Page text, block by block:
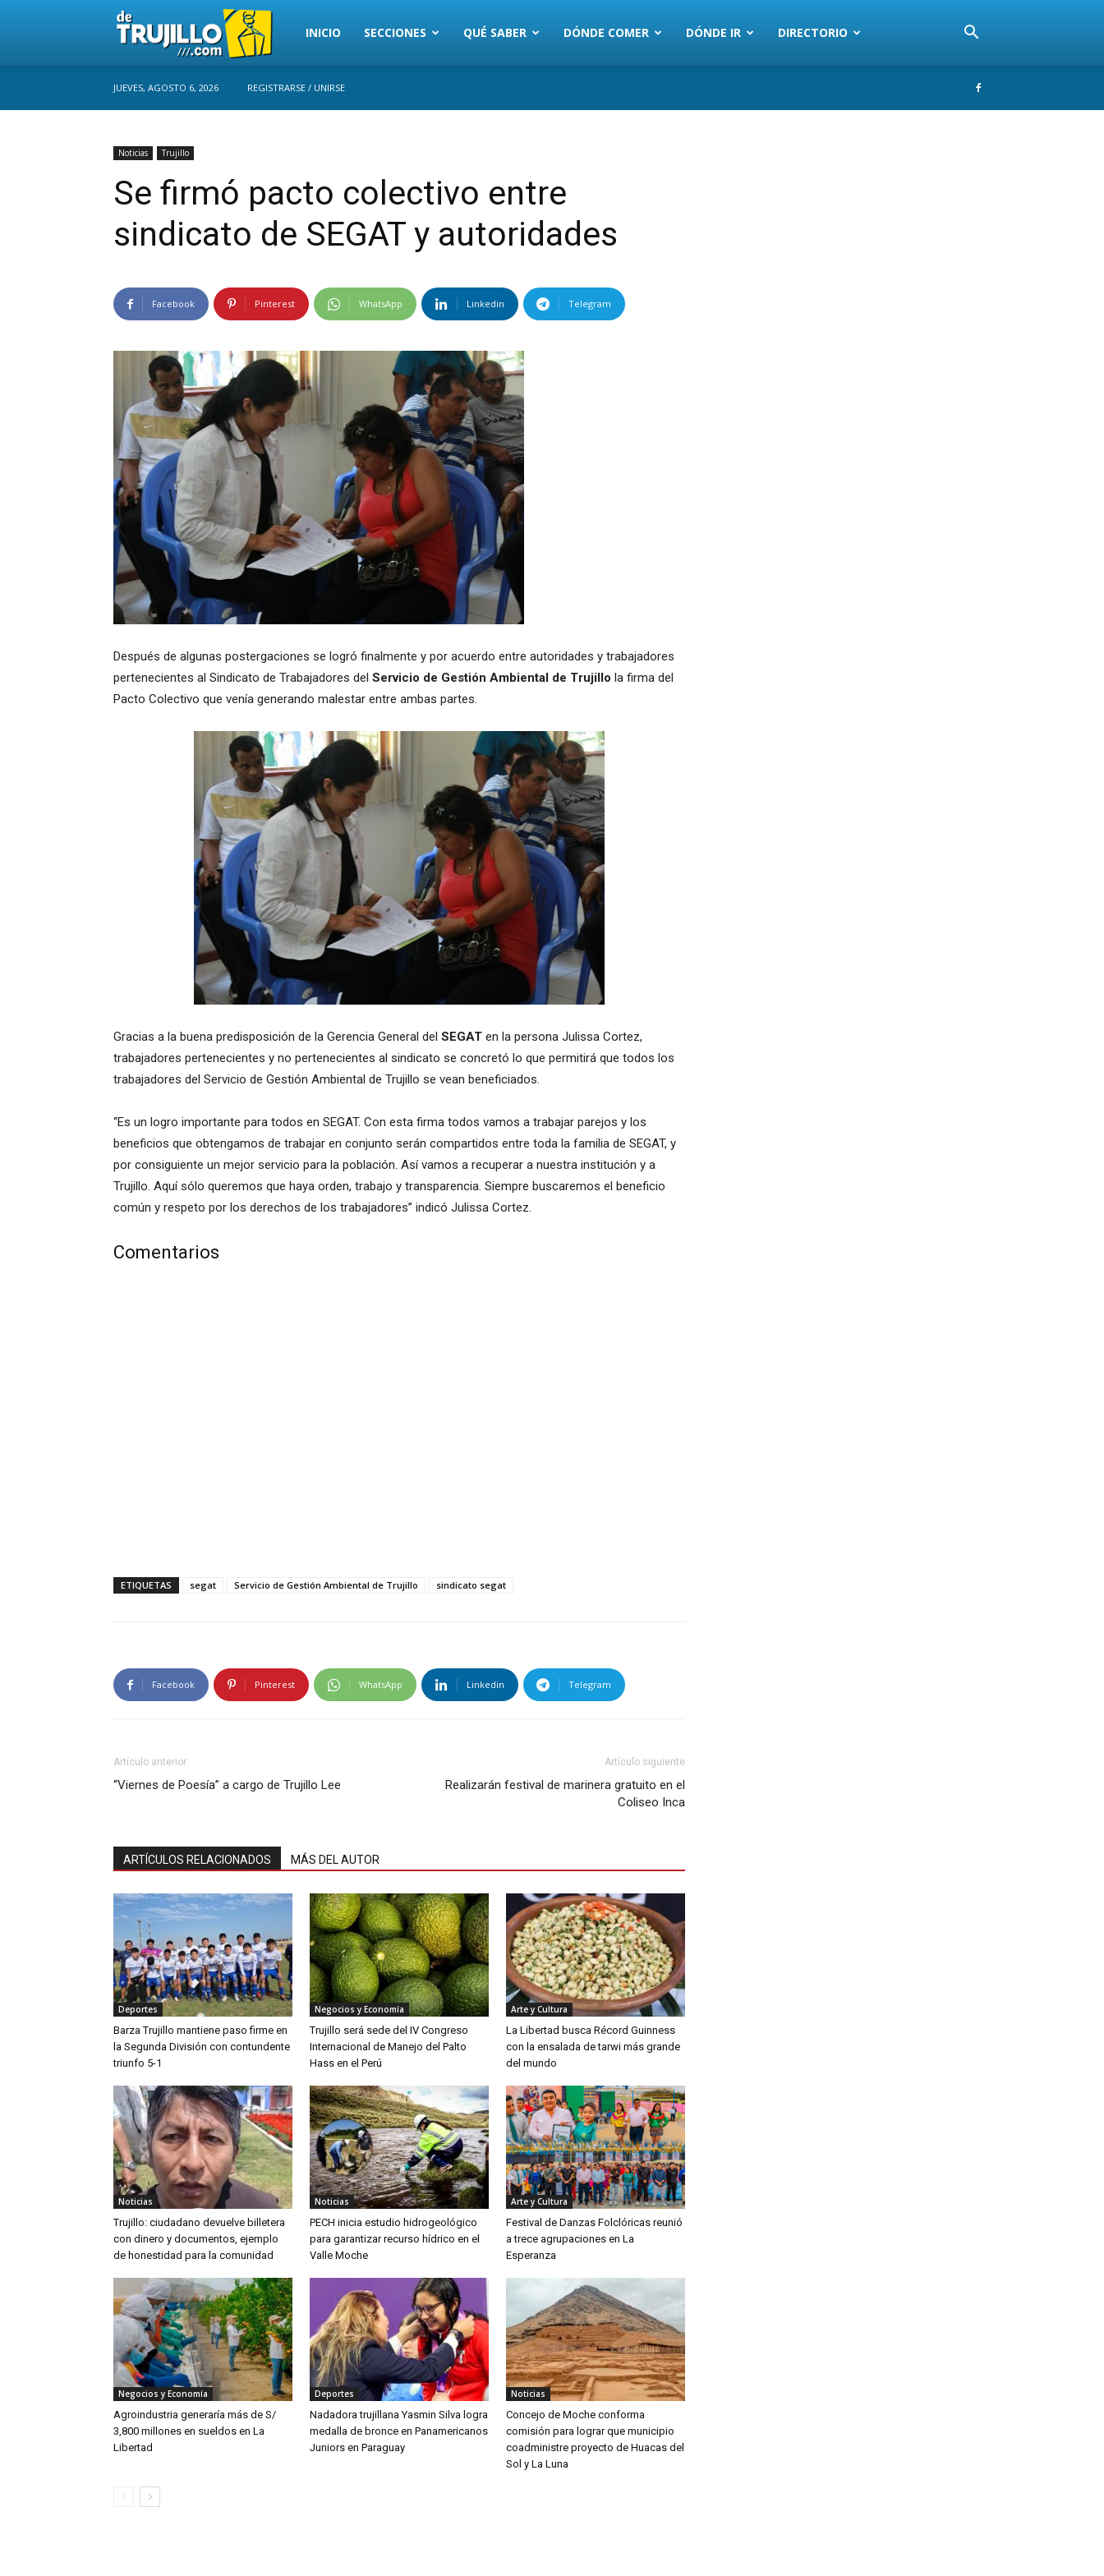
Trujillo
INICIO SECCIONES QUÉ SABER DÓNDE COMER DÓNDE IR DIRECTORIO
JUEVES, AGOSTO 6, 2026 REGISTRARSE / UNIRSE
Noticias Trujillo
Se firmó pacto colectivo entre
sindicato de SEGAT y autoridades
Facebook Pinterest WhatsApp Linkedin Telegram
Después de algunas postergaciones se logró finalmente y por acuerdo entre autoridades y trabajadores
pertenecientes al Sindicato de Trabajadores del Servicio de Gestión Ambiental de Trujillo la firma del
Pacto Colectivo que venía generando malestar entre ambas partes.
Gracias a la buena predisposición de la Gerencia General del SEGAT en la persona Julissa Cortez,
trabajadores pertenecientes y no pertenecientes al sindicato se concretó lo que permitirá que todos los
trabajadores del Servicio de Gestión Ambiental de Trujillo se vean beneficiados.
“Es un logro importante para todos en SEGAT. Con esta firma todos vamos a trabajar parejos y los
beneficios que obtengamos de trabajar en conjunto serán compartidos entre toda la familia de SEGAT, y
por consiguiente un mejor servicio para la población. Así vamos a recuperar a nuestra institución y a
Trujillo. Aquí sólo queremos que haya orden, trabajo y transparencia. Siempre buscaremos el beneficio
común y respeto por los derechos de los trabajadores” indicó Julissa Cortez.
Comentarios
ETIQUETAS segat Servicio de Gestión Ambiental de Trujillo sindicato segat
Facebook Pinterest WhatsApp Linkedin Telegram
Artículo anterior
“Viernes de Poesía” a cargo de Trujillo Lee
Artículo siguiente
Realizarán festival de marinera gratuito en el
Coliseo Inca
ARTÍCULOS RELACIONADOS MÁS DEL AUTOR
Deportes
Barza Trujillo mantiene paso firme en
la Segunda División con contundente
triunfo 5-1
Negocios y Economía
Trujillo será sede del IV Congreso
Internacional de Manejo del Palto
Hass en el Perú
Arte y Cultura
La Libertad busca Récord Guinness
con la ensalada de tarwi más grande
del mundo
Noticias
Trujillo: ciudadano devuelve billetera
con dinero y documentos, ejemplo
de honestidad para la comunidad
Noticias
PECH inicia estudio hidrogeológico
para garantizar recurso hídrico en el
Valle Moche
Arte y Cultura
Festival de Danzas Folclóricas reunió
a trece agrupaciones en La
Esperanza
Negocios y Economía
Agroindustria generaría más de S/
3,800 millones en sueldos en La
Libertad
Deportes
Nadadora trujillana Yasmin Silva logra
medalla de bronce en Panamericanos
Juniors en Paraguay
Noticias
Concejo de Moche conforma
comisión para lograr que municipio
coadministre proyecto de Huacas del
Sol y La Luna